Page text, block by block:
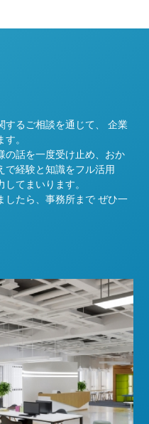
するご相談を通じて、 企業
。
の話を一度受け止め、おか
で経験と知識をフル活用
てまいります。
したら、事務所まで ぜひ一